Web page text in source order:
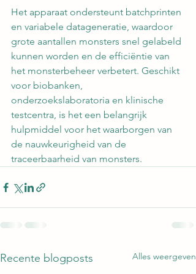
Het apparaat ondersteunt batchprinten
en variabele datageneratie, waardoor
grote aantallen monsters snel gelabeld
kunnen worden en de efficiëntie van
het monsterbeheer verbetert. Geschikt
voor biobanken,
onderzoekslaboratoria en klinische
testcentra, is het een belangrijk
hulpmiddel voor het waarborgen van
de nauwkeurigheid van de
traceerbaarheid van monsters.
Recente blogposts Alles weergeven